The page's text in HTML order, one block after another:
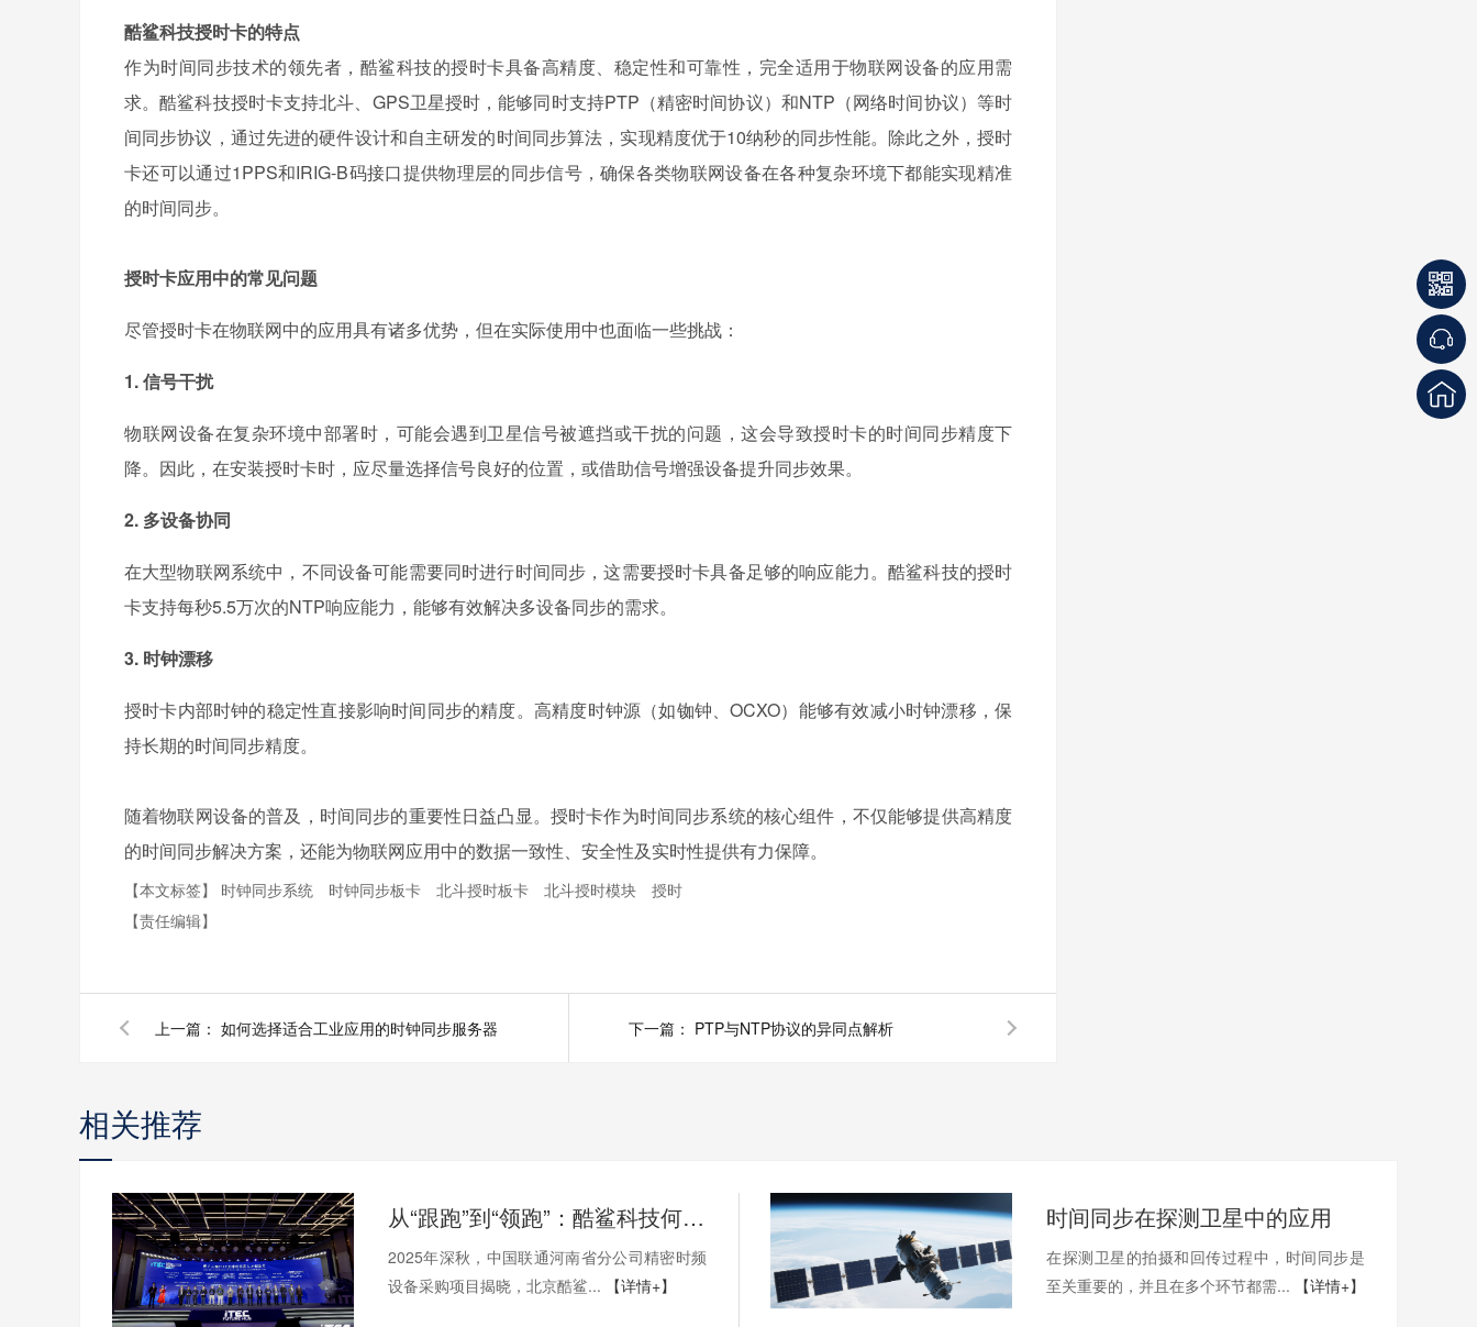
酷鲨科技授时卡的特点
作为时间同步技术的领先者，酷鲨科技的授时卡具备高精度、稳定性和可靠性，完全适用于物联网设备的应用需
求。酷鲨科技授时卡支持北斗、GPS卫星授时，能够同时支持PTP（精密时间协议）和NTP（网络时间协议）等时
间同步协议，通过先进的硬件设计和自主研发的时间同步算法，实现精度优于10纳秒的同步性能。除此之外，授时
卡还可以通过1PPS和IRIG-B码接口提供物理层的同步信号，确保各类物联网设备在各种复杂环境下都能实现精准
的时间同步。
授时卡应用中的常见问题
尽管授时卡在物联网中的应用具有诸多优势，但在实际使用中也面临一些挑战：
1. 信号干扰
物联网设备在复杂环境中部署时，可能会遇到卫星信号被遮挡或干扰的问题，这会导致授时卡的时间同步精度下
降。因此，在安装授时卡时，应尽量选择信号良好的位置，或借助信号增强设备提升同步效果。
2. 多设备协同
在大型物联网系统中，不同设备可能需要同时进行时间同步，这需要授时卡具备足够的响应能力。酷鲨科技的授时
卡支持每秒5.5万次的NTP响应能力，能够有效解决多设备同步的需求。
3. 时钟漂移
授时卡内部时钟的稳定性直接影响时间同步的精度。高精度时钟源（如铷钟、OCXO）能够有效减小时钟漂移，保
持长期的时间同步精度。
随着物联网设备的普及，时间同步的重要性日益凸显。授时卡作为时间同步系统的核心组件，不仅能够提供高精度
的时间同步解决方案，还能为物联网应用中的数据一致性、安全性及实时性提供有力保障。
【本文标签】 时钟同步系统 时钟同步板卡 北斗授时板卡 北斗授时模块
授时
【责任编辑】
上一篇： 如何选择适合工业应用的时钟同步服务器 下一篇： PTP与NTP协议的异同点解析
相关推荐
从“跟跑”到“领跑”：酷鲨科技何以成为时频界“GPS改北斗”市场的头号黑马
2025年深秋，中国联通河南省分公司精密时频
设备采购项目揭晓，北京酷鲨...
【详情+】
时间同步在探测卫星中的应用
在探测卫星的拍摄和回传过程中，时间同步是
至关重要的，并且在多个环节都需...
【详情+】